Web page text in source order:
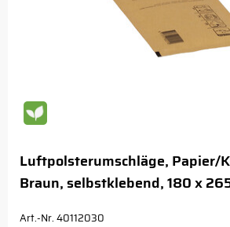
Luftpolsterumschläge, Papier/
Braun, selbstklebend, 180 x
Art.-Nr. 40112030